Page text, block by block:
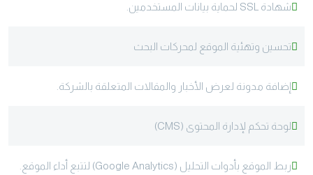
شهادة SSL لحماية بيانات المستخدمين.
تحسين وتهئية الموقع لمحركات البحث
إضافة مدونة لعرض الأخبار والمقالات المتعلقة بالشركة.
لوحة تحكم لإدارة المحتوى (CMS)
ربط الموقع بأدوات التحليل (Google Analytics) لتتبع أداء الموقع.